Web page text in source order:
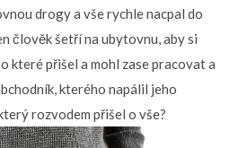
drogy a vše rychle nacpal do
člověk šetří na ubytovnu, aby si
které přišel a mohl zase pracovat a
kterého napálil jeho
rozvodem přišel o vše?